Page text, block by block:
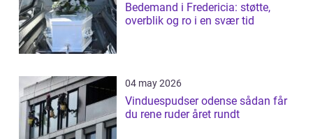
Bedemand i Fredericia: støtte,
overblik og ro i en svær tid
04 may 2026
Vinduespudser odense sådan får
du rene ruder året rundt